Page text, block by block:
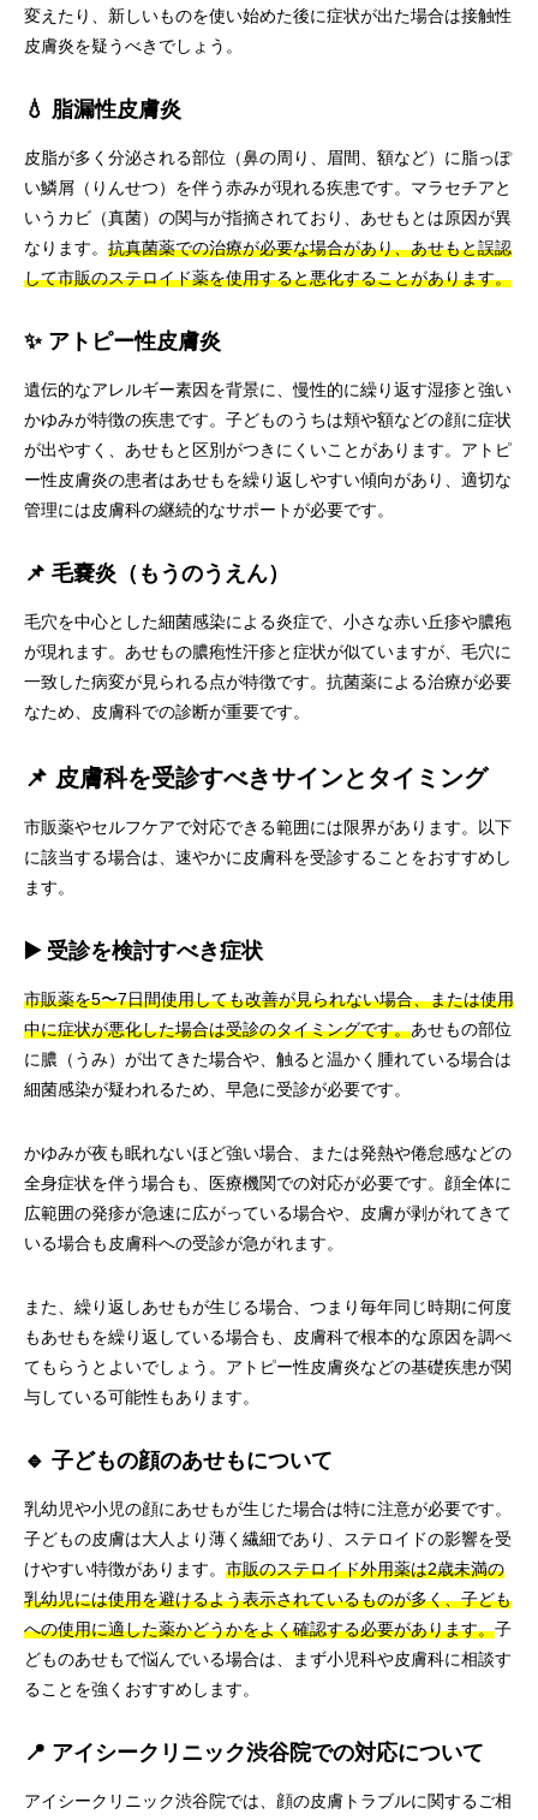
変えたり、新しいものを使い始めた後に症状が出た場合は接触性
皮膚炎を疑うべきでしょう。
💧 脂漏性皮膚炎
皮脂が多く分泌される部位（鼻の周り、眉間、額など）に脂っぽ
い鱗屑（りんせつ）を伴う赤みが現れる疾患です。マラセチアと
いうカビ（真菌）の関与が指摘されており、あせもとは原因が異
なります。 抗真菌薬での治療が必要な場合があり、あせもと誤認
して市販のステロイド薬を使用すると悪化することがあります。
✨ アトピー性皮膚炎
遺伝的なアレルギー素因を背景に、慢性的に繰り返す湿疹と強い
かゆみが特徴の疾患です。子どものうちは頬や額などの顔に症状
が出やすく、あせもと区別がつきにくいことがあります。アトピ
ー性皮膚炎の患者はあせもを繰り返しやすい傾向があり、適切な
管理には皮膚科の継続的なサポートが必要です。
📌 毛嚢炎（もうのうえん）
毛穴を中心とした細菌感染による炎症で、小さな赤い丘疹や膿疱
が現れます。あせもの膿疱性汗疹と症状が似ていますが、毛穴に
一致した病変が見られる点が特徴です。抗菌薬による治療が必要
なため、皮膚科での診断が重要です。
📌 皮膚科を受診すべきサインとタイミング
市販薬やセルフケアで対応できる範囲には限界があります。以下
に該当する場合は、速やかに皮膚科を受診することをおすすめし
ます。
▶️ 受診を検討すべき症状
市販薬を5〜7日間使用しても改善が見られない場合、または使用
中に症状が悪化した場合は受診のタイミングです。あせもの部位
に膿（うみ）が出てきた場合や、触ると温かく腫れている場合は
細菌感染が疑われるため、早急に受診が必要です。
かゆみが夜も眠れないほど強い場合、または発熱や倦怠感などの
全身症状を伴う場合も、医療機関での対応が必要です。顔全体に
広範囲の発疹が急速に広がっている場合や、皮膚が剥がれてきて
いる場合も皮膚科への受診が急がれます。
また、繰り返しあせもが生じる場合、つまり毎年同じ時期に何度
もあせもを繰り返している場合も、皮膚科で根本的な原因を調べ
てもらうとよいでしょう。アトピー性皮膚炎などの基礎疾患が関
与している可能性もあります。
🔹 子どもの顔のあせもについて
乳幼児や小児の顔にあせもが生じた場合は特に注意が必要です。
子どもの皮膚は大人より薄く繊細であり、ステロイドの影響を受
けやすい特徴があります。 市販のステロイド外用薬は2歳未満の
乳幼児には使用を避けるよう表示されているものが多く、子ども
への使用に適した薬かどうかをよく確認する必要があります。子
どものあせもで悩んでいる場合は、まず小児科や皮膚科に相談す
ることを強くおすすめします。
📍 アイシークリニック渋谷院での対応について
アイシークリニック渋谷院では、顔の皮膚トラブルに関するご相